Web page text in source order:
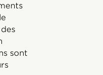
sont